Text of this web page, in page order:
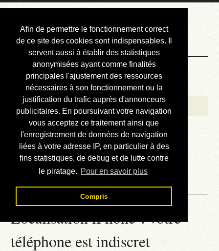
Afin de permettre le fonctionnement correct
de ce site des cookies sont indispensables. Il
servent aussi à établir des statistiques
anonymisées ayant comme finalités
principales l'ajustement des ressources
nécessaires à son fonctionnement ou la
justification du trafic auprès d'annonceurs
publicitaires. En poursuivant votre navigation
vous acceptez ce traitement ainsi que
l'enregistrement de données de navigation
liées à votre adresse IP, en particulier à des
fins statistiques, de debug et de lutte contre
le piratage. Pour en savoir plus
Compris
Courbis, « LE »
Blog Officiel
Bienvenue
Réalisations
Divers (et d’été)
Annonces
Liens externes
Téléchargement
Contact
Localisation iPhone : votre
téléphone est indiscret